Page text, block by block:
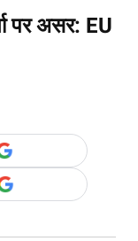
पर असर: EU